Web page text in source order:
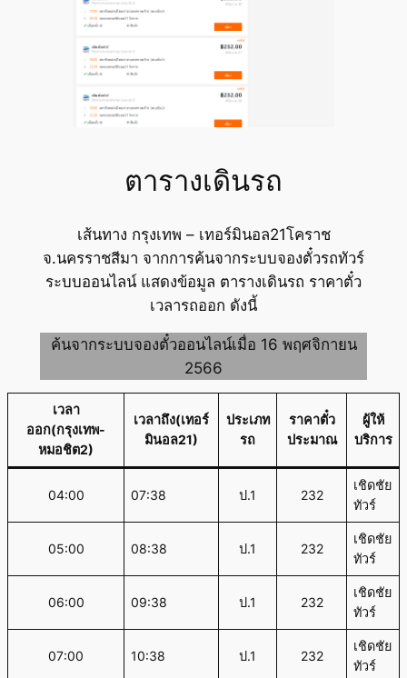
ตารางเดินรถ
เส้นทาง กรุงเทพ – เทอร์มินอล21โคราช
จ.นครราชสีมา จากการค้นจากระบบจองตั๋วรถทัวร์
ระบบออนไลน์ แสดงข้อมูล ตารางเดินรถ ราคาตั๋ว
เวลารถออก ดังนี้
ค้นจากระบบจองตั๋วออนไลน์เมื่อ 16 พฤศจิกายน
2566
เวลา
ออก(กรุงเทพ-
หมอชิต2)
เวลาถึง(เทอร์
มินอล21)
ประเภท
รถ
ราคาตั๋ว
ประมาณ
ผู้ให้
บริการ
04:00 07:38 ป.1 232
เชิดชัย
ทัวร์
05:00 08:38 ป.1 232
เชิดชัย
ทัวร์
06:00 09:38 ป.1 232
เชิดชัย
ทัวร์
07:00 10:38 ป.1 232
เชิดชัย
ทัวร์